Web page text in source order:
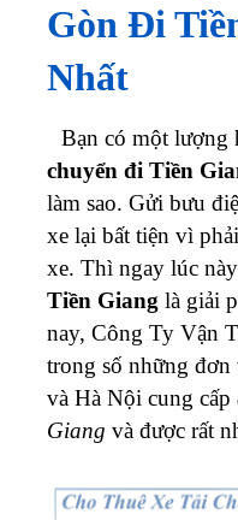
Gòn Đi
Nhất
Bạn có một lượng
chuyển đi Tiền
làm sao. Gửi bưu
xe lại bất tiện vì
xe. Thì ngay lúc này
Tiền Giang là giải
nay, Công Ty Vận
trong số những
và Hà Nội cung cấp
Giang và được rất